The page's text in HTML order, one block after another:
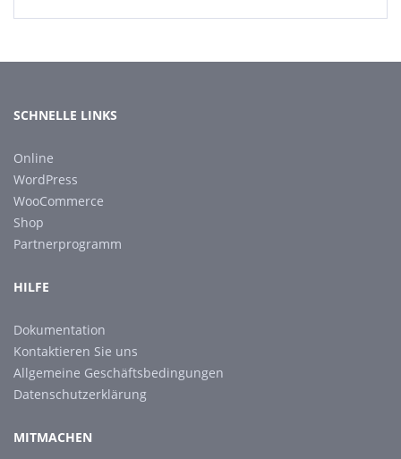
SCHNELLE LINKS
Online
WordPress
WooCommerce
Shop
Partnerprogramm
HILFE
Dokumentation
Kontaktieren Sie uns
Allgemeine Geschäftsbedingungen
Datenschutzerklärung
MITMACHEN